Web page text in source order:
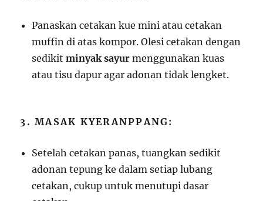
Panaskan cetakan kue mini atau cetakan
muffin di atas kompor. Olesi cetakan dengan
sedikitminyak sayur menggunakan kuas
atau tisu dapur agar adonan tidak lengket.
3. MASAK KYERANPPANG:
Setelah cetakan panas, tuangkan sedikit
adonan tepung ke dalam setiap lubang
cetakan, cukup untuk menutupi dasar